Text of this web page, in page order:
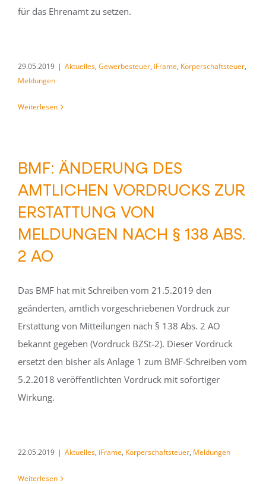
für das Ehrenamt zu setzen.
29.05.2019 | Aktuelles, Gewerbesteuer, iFrame, Körperschaftsteuer,
Meldungen
Weiterlesen
BMF: ÄNDERUNG DES
AMTLICHEN VORDRUCKS ZUR
ERSTATTUNG VON
MELDUNGEN NACH § 138 ABS.
2 AO
Das BMF hat mit Schreiben vom 21.5.2019 den
geänderten, amtlich vorgeschriebenen Vordruck zur
Erstattung von Mitteilungen nach § 138 Abs. 2 AO
bekannt gegeben (Vordruck BZSt-2). Dieser Vordruck
ersetzt den bisher als Anlage 1 zum BMF-Schreiben vom
5.2.2018 veröffentlichten Vordruck mit sofortiger
Wirkung.
22.05.2019 | Aktuelles, iFrame, Körperschaftsteuer, Meldungen
Weiterlesen